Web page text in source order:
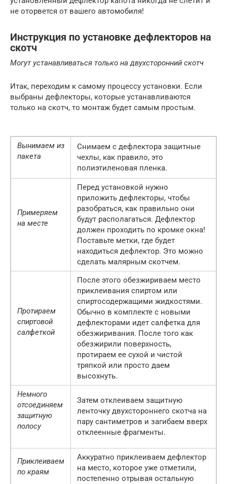
не оторвется от вашего автомобиля!
Инструкция по установке дефлекторов на
скотч
Могут устанавливаться только на двухсторонний скотч
Итак, переходим к самому процессу установки. Если
выбраны дефлекторы, которые устанавливаются
только на скотч, то монтаж будет самым простым.
Вынимаем из
пакета
Снимаем с дефлектора защитные
чехлы, как правило, это
полиэтиленовая пленка.
Примеряем
на месте
Перед установкой нужно
приложить дефлекторы, чтобы
разобраться, как правильно они
будут располагаться. Дефлектор
должен проходить по кромке окна!
Поставьте метки, где будет
находиться дефлектор. Это можно
сделать малярным скотчем.
Протираем
спиртовой
салфеткой
После этого обезжириваем место
приклеивания спиртом или
спиртосодержащими жидкостями.
Обычно в комплекте с новыми
дефлекторами идет салфетка для
обезжиривания. После того как
обезжирили поверхность,
протираем ее сухой и чистой
тряпкой или просто даем
высохнуть.
Немного
отсоединяем
защитную
полосу
Затем отклеиваем защитную
ленточку двухстороннего скотча на
пару сантиметров и загибаем вверх
отклеенные фрагменты.
Приклеиваем
по краям
Аккуратно приклеиваем дефлектор
на место, которое уже отметили,
постепенно отрывая остальную